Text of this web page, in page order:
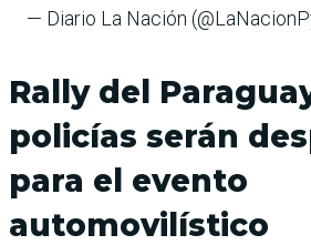
— Diario La Nación
Rally del
policías serán
para el evento
automovilístico